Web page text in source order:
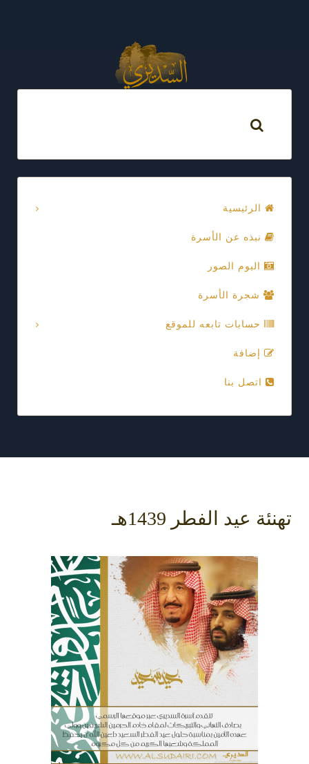
الرئيسية
نبذه عن الأسرة
البوم الصور
شجرة الأسرة
حسابات تابعه للموقع
إضافة
اتصل بنا
تهنئة عيد الفطر 1439هـ